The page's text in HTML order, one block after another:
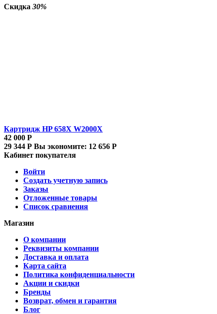
Скидка 30%
Картридж HP 658X W2000X
42 000 Р
29 344 Р Вы экономите: 12 656 Р
Кабинет покупателя
Войти
Создать учетную запись
Заказы
Отложенные товары
Список сравнения
Магазин
О компании
Реквизиты компании
Доставка и оплата
Карта сайта
Политика конфиденциальности
Акции и скидки
Бренды
Возврат, обмен и гарантия
Блог